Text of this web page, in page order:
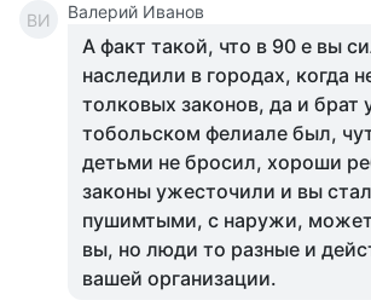
ВИ Валерий Иванов
А факт такой, что в 90 е вы
наследили в городах, когда
толковых законов, да и брат
тобольском фелиале был,
детьми не бросил, хороши
законы ужесточили и вы
пушимтыми, с наружи, может
вы, но люди то разные и
вашей организации.